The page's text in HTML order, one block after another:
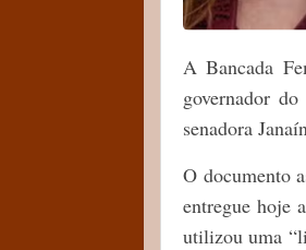
A Bancada
governador
senadora
O documento
entregue hoje
utilizou uma